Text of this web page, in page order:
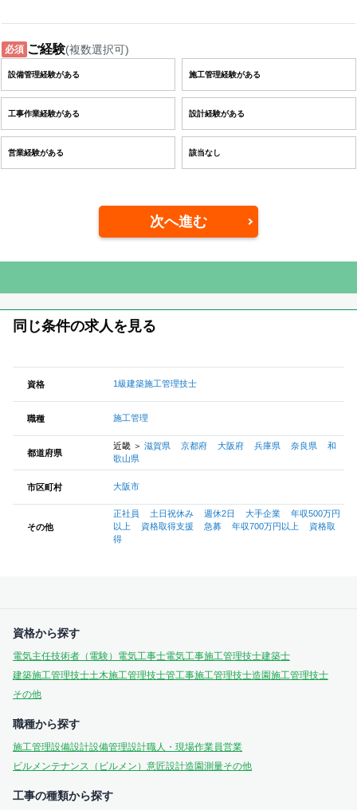
必須 ご経験(複数選択可)
設備管理経験がある 施工管理経験がある
工事作業経験がある 設計経験がある
営業経験がある 該当なし
次へ進む
同じ条件の求人を見る
資格 1級建築施工管理技士
職種 施工管理
都道府県
近畿 ＞ 滋賀県 京都府 大阪府 兵庫県 奈良県
和
歌山県
市区町村 大阪市
その他
正社員 土日祝休み 週休2日 大手企業
年収500万円
以上
資格取得支援 急募 年収700万円以上
資格取
得
資格から探す
電気主任技術者（電験） 電気工事士電気工事施工管理技士建築士
建築施工管理技士土木施工管理技士管工事施工管理技士造園施工管理技士
その他
職種から探す
施工管理設備設計設備管理設計職人・現場作業員営業
ビルメンテナンス（ビルメン） 意匠設計造園測量その他
工事の種類から探す